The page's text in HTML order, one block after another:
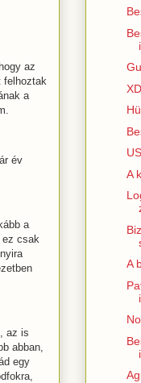
az
felhoztak
a
év
a
ez csak
az is
abban,
egy
A
A